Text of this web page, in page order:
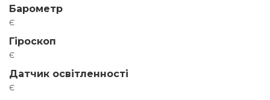
Барометр
є
Гіроскоп
є
Датчик освітленності
є